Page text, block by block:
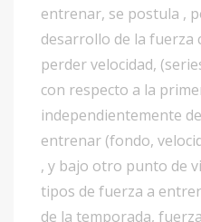
entrenar, se postula ,
desarrollo de la fuerza
perder velocidad,
con respecto a la
independientemente
entrenar (fondo,
, y bajo otro punto de
tipos de fuerza a
de la temporada,